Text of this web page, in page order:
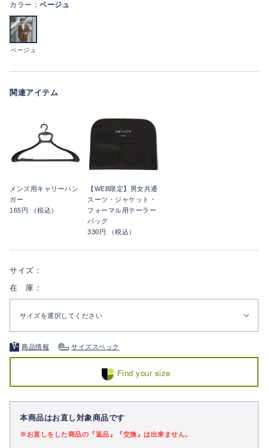
カラー： ベージュ
ベージュ
関連アイテム
メンズ用キャリーハン
ガー
165円 （税込）
【WEB限定】男女共通
スーツ・ジャケット・
フォーマル用テーラー
バッグ
330円 （税込）
サイズ：
在 庫：
サイズを選択してください
商品情報 サイズスペック
Find your size
本商品はお直し対象商品です
※お直しをした商品の『返品』『交換』は出来ません。